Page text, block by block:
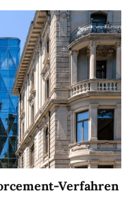
Verfahren